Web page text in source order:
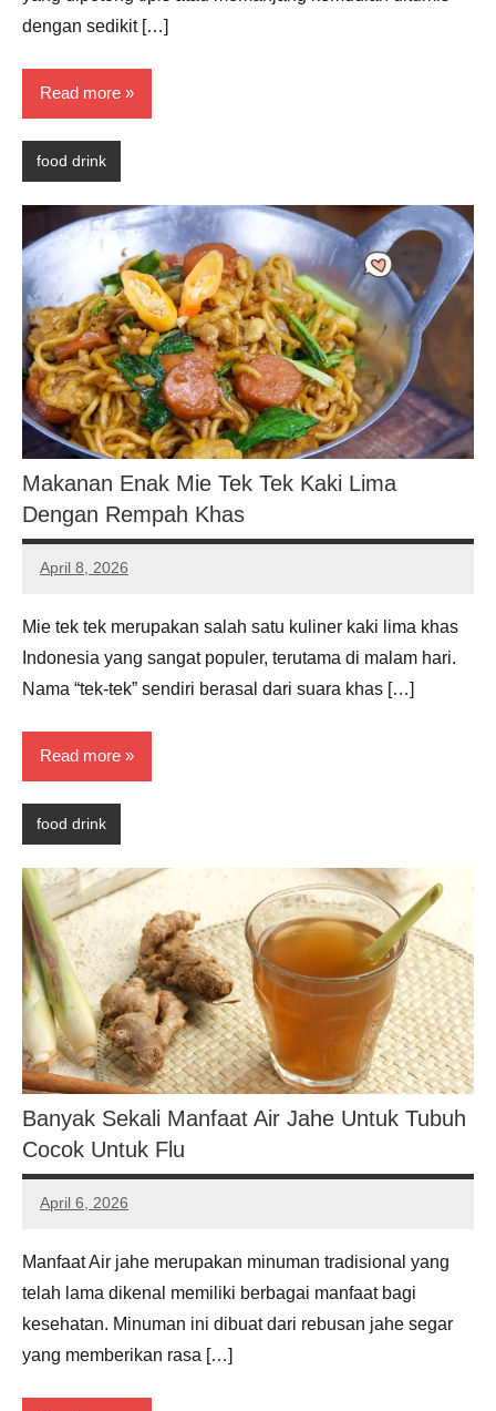
dengan sedikit […]
Read more
food drink
Makanan Enak Mie Tek Tek Kaki Lima
Dengan Rempah Khas
April 8, 2026
Noah
Mie tek tek merupakan salah satu kuliner kaki lima khas
Indonesia yang sangat populer, terutama di malam hari.
Nama “tek-tek” sendiri berasal dari suara khas […]
Read more
food drink
Banyak Sekali Manfaat Air Jahe Untuk Tubuh
Cocok Untuk Flu
April 6, 2026
Noah
Manfaat Air jahe merupakan minuman tradisional yang
telah lama dikenal memiliki berbagai manfaat bagi
kesehatan. Minuman ini dibuat dari rebusan jahe segar
yang memberikan rasa […]